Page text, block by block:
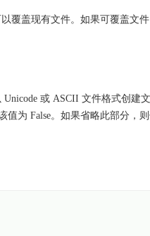
覆盖现有文件。如果可覆盖文
Unicode 或 ASCII 文件格式创建
为 False。如果省略此部分，